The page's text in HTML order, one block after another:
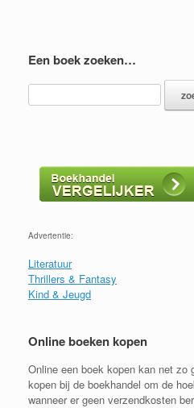
Een boek zoeken…
Advertentie:
Literatuur
Thrillers & Fantasy
Kind & Jeugd
Online boeken kopen
Online een boek kopen kan net zo
kopen bij de boekhandel om de
wanneer er geen verzendkosten